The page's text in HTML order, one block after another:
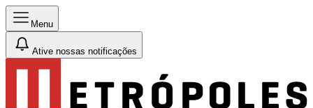
Menu
Ative nossas notificações